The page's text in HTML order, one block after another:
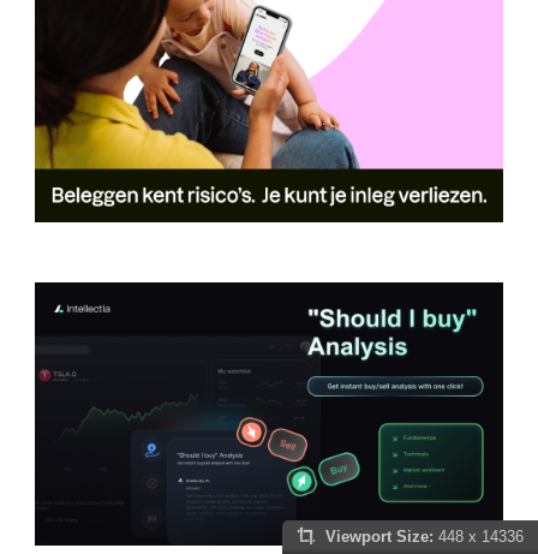
Viewport Size: 448 x 14336